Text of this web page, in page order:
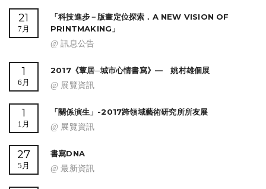
21
7月
「科技進步－版畫定位探索．A NEW VISION OF
PRINTMAKING」
@ 訊息公告
1
6月
2017《蕈居─城市心情書寫》— 姚村雄個展
@ 展覽資訊
1
1月
「關係演生」-2017跨領域藝術研究所所友展
@ 展覽資訊
27
5月
書寫DNA
@ 最新資訊